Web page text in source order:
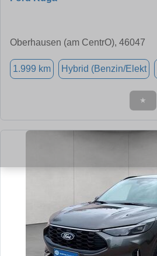
Oberhausen (am CentrO), 46047
1.999 km Hybrid (Benzin/Elekt
★